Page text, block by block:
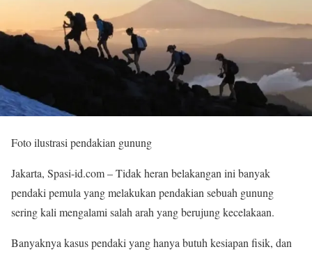
Foto ilustrasi pendakian gunung
Jakarta, Spasi-id.com – Tidak heran belakangan ini banyak
pendaki pemula yang melakukan pendakian sebuah gunung
sering kali mengalami salah arah yang berujung kecelakaan.
Banyaknya kasus pendaki yang hanya butuh kesiapan fisik, dan